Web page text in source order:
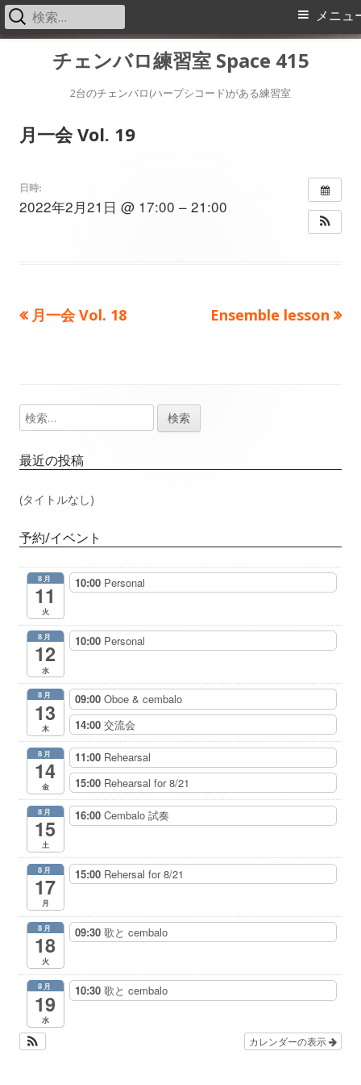
チェンバロ練習室 Space 415
2台のチェンバロ(ハープシコード)がある練習室
メ
メニュ
検
索:
月一会 Vol. 19
日時:
2022年2月21日 @ 17:00 – 21:00
投
ビ
ゲ
ー
シ
ョ
ン
前
月一会 Vol. 18
次
Ensemble lesson
メ
イ
ン
ド
バ
検
索:
最近の投稿
(タイトルなし)
予約/イベント
8月
11
火
10:00 Personal
8月
12
水
10:00 Personal
8月
13
木
09:00 Oboe & cembalo
14:00 交流会
8月
14
金
11:00 Rehearsal
15:00 Rehearsal for 8/21
8月
15
土
16:00 Cembalo 試奏
8月
17
月
15:00 Rehersal for 8/21
8月
18
火
09:30 歌と cembalo
8月
19
水
10:30 歌と cembalo
カレンダーの表示